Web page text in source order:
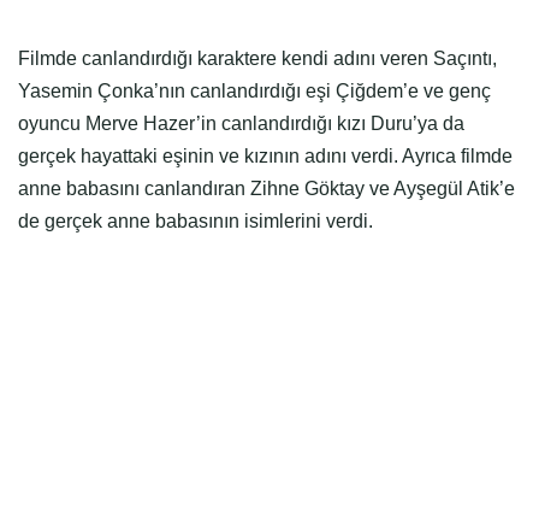
Filmde canlandırdığı karaktere kendi adını veren Saçıntı,
Yasemin Çonka’nın canlandırdığı eşi Çiğdem’e ve genç
oyuncu Merve Hazer’in canlandırdığı kızı Duru’ya da
gerçek hayattaki eşinin ve kızının adını verdi. Ayrıca filmde
anne babasını canlandıran Zihne Göktay ve Ayşegül Atik’e
de gerçek anne babasının isimlerini verdi.